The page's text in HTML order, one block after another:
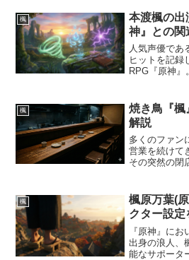
楓
本渡楓の出
神』との関
人気声優であ
ヒットを記録
RPG『原神
ゲームで主役
その演技幅の
楓
焼き鳥『楓
解説
多くのファン
営業を続けて
その突然の閉
になるほどの
あっただけに
楓
楓原万葉(
クター設定
『原神』に
出身の浪人、
能なサポータ